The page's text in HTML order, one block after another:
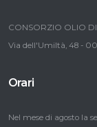
CONSORZIO OLIO
Via dell'Umiltà, 48 -
Orari
Nel mese di agosto la